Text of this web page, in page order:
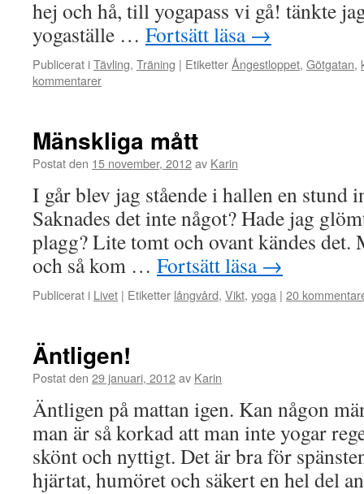
hej och hå, till yogapass vi gå! tänkte
yogaställe … Fortsätt läsa →
Publicerat iTävling, Träning | EtiketterÅngestloppet, Götgatan,
kommentarer
Mänskliga mått
Postat den 15 november, 2012av Karin
I går blev jag stående i hallen en stund
Saknades det inte något? Hade jag
plagg? Lite tomt och ovant kändes det.
och så kom … Fortsätt läsa →
Publicerat i Livet | Etiketter långvård, Vikt, yoga | 20
Äntligen!
Postat den 29 januari, 2012av Karin
Äntligen på mattan igen. Kan någon
man är så korkad att man inte yogar
skönt och nyttigt. Det är bra för
hjärtat, humöret och säkert en hel del